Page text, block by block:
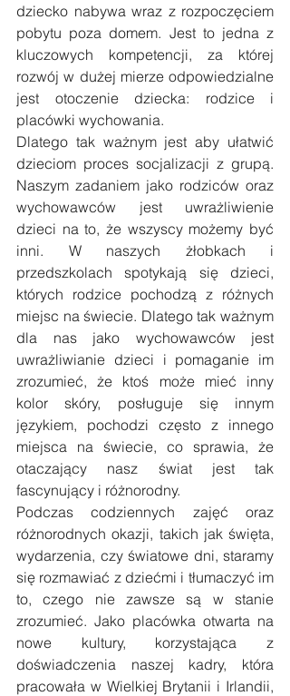
dziecko nabywa wraz z rozpoczęciem
pobytu poza domem. Jest to jedna z
kluczowych kompetencji, za której
rozwój w dużej mierze odpowiedzialne
jest otoczenie dziecka: rodzice i
placówki wychowania.
Dlatego tak ważnym jest aby ułatwić
dzieciom proces socjalizacji z grupą.
Naszym zadaniem jako rodziców oraz
wychowawców jest uwrażliwienie
dzieci na to, że wszyscy możemy być
inni. W naszych żłobkach i
przedszkolach spotykają się dzieci,
których rodzice pochodzą z różnych
miejsc na świecie. Dlatego tak ważnym
dla nas jako wychowawców jest
uwrażliwianie dzieci i pomaganie im
zrozumieć, że ktoś może mieć inny
kolor skóry, posługuje się innym
językiem, pochodzi często z innego
miejsca na świecie, co sprawia, że
otaczający nasz świat jest tak
fascynujący i różnorodny.
Podczas codziennych zajęć oraz
różnorodnych okazji, takich jak święta,
wydarzenia, czy światowe dni, staramy
się rozmawiać z dziećmi i tłumaczyć im
to, czego nie zawsze są w stanie
zrozumieć. Jako placówka otwarta na
nowe kultury, korzystająca z
doświadczenia naszej kadry, która
pracowała w Wielkiej Brytanii i Irlandii,